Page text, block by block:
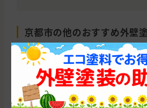
京都市の他のおすすめ外壁
株式会社 伊藤建装(京都府/京都
累計施工件数: 216 件
平均施工単価: 1,254,787 円